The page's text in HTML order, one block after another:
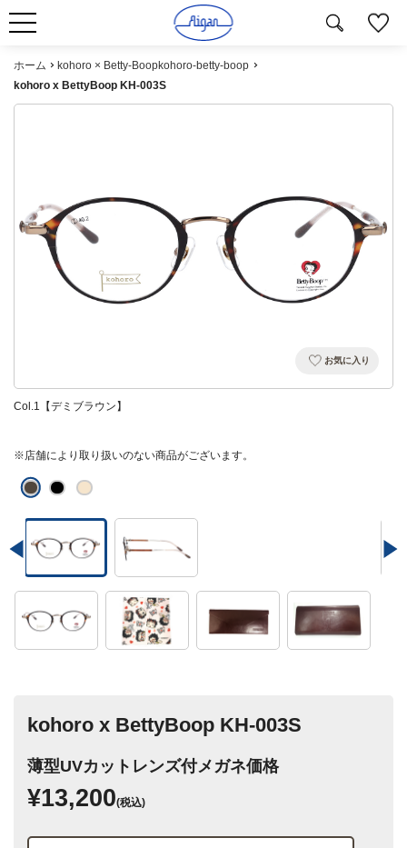
ホーム
kohoro × Betty-Boopkohoro-betty-boop
kohoro x BettyBoop KH-003S
お気に入り
Col.1【デミブラウン】
※店舗により取り扱いのない商品がございます。
kohoro x BettyBoop KH-003S
薄型UVカットレンズ付メガネ価格
¥13,200(税込)